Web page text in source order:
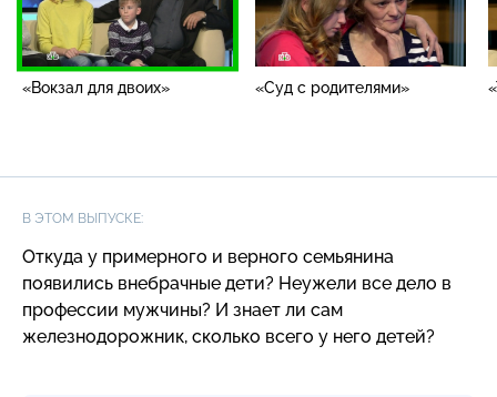
«Вокзал для двоих» «Суд с родителями»
В ЭТОМ ВЫПУСКЕ:
Откуда у примерного и верного семьянина
появились внебрачные дети? Неужели все дело в
профессии мужчины? И знает ли сам
железнодорожник, сколько всего у него детей?